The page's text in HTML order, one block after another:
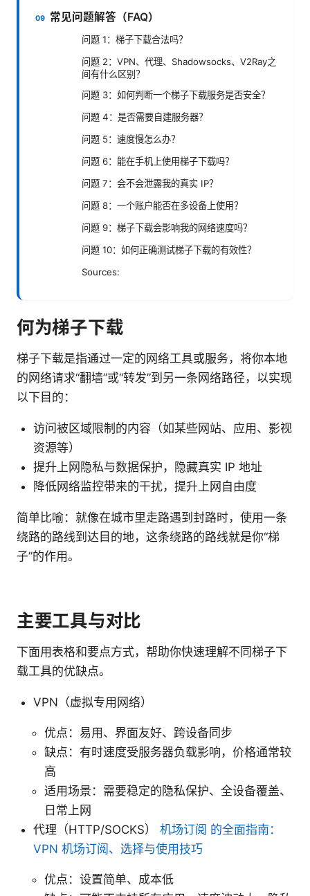
常见问题解答（FAQ）
问题 1：梯子下载合法吗？
问题 2：VPN、代理、Shadowsocks、V2Ray之
间有什么区别？
问题 3：如何判断一个梯子下载服务是否安全？
问题 4：是否需要自建服务器？
问题 5：速度慢怎么办？
问题 6：能在手机上使用梯子下载吗？
问题 7：会不会泄露我的真实 IP？
问题 8：一个账户能否在多设备上使用？
问题 9：梯子下载会影响我的网络速度吗？
问题 10：如何正确测试梯子下载的有效性？
Sources:
何为梯子下载
梯子下载是指通过一定的网络工具或服务，将你本地
的网络请求“翻墙”或“转发”到另一条网络路径，以实现
以下目的：
访问被区域限制的内容（如某些网站、应用、影视
资源等）
提升上网隐私与数据保护，隐藏真实 IP 地址
降低网络监控带来的干扰，提升上网自由度
简单比喻：就像在城市里走路遇到封路时，使用一条
绕路的路线到达目的地，这条绕路的路线就是你“梯
子”的作用。
主要工具与对比
下面用表格和要点方式，帮助你快速理解不同梯子下
载工具的优缺点。
VPN（虚拟专用网络）
优点：易用、界面友好、跨设备同步
缺点：有时速度受服务器负载影响，价格通常较
高
适用场景：需要稳定的隐私保护、全设备覆盖、
日常上网
代理（HTTP/SOCKS） 机场订阅 的全面指南：
VPN 机场订阅、选择与使用技巧
优点：设置简单、成本低